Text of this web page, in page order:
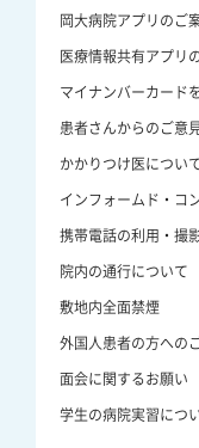
岡大病院アプリのご
医療情報共有アプリ
マイナンバーカード
患者さんからのご意
かかりつけ医につい
インフォームド・コ
携帯電話の利用・撮
院内の通行について
敷地内全面禁煙
外国人患者の方への
面会に関するお願い
学生の病院実習につ